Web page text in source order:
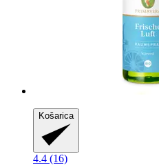
Košarica
4.4 (16)